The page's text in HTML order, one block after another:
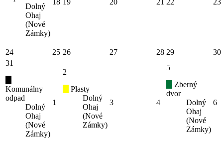
Dolný
Ohaj
(Nové
Zámky)
18 19 20 21 22 23
24 25 26 27 28 29
30
31
Komunálny
odpad
Dolný
Ohaj
(Nové
Zámky)
1
2
Plasty
Dolný
Ohaj
(Nové
Zámky)
3 4
5
Zberný
dvor
Dolný
Ohaj
(Nové
Zámky)
6